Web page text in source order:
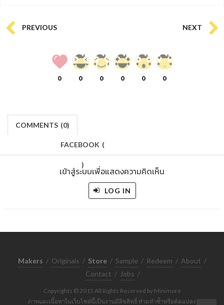
PREVIOUS NEXT
0 0 0 0 0 0
COMMENTS (0)
FACEBOOK (
)
เข้าสู่ระบบเพื่อแสดงความคิดเห็น
LOG IN
Makers / Originals / Store / Sample / Redeem / About /
Contact / Jobs /
Copyrights © 2015 All Rights Reserved by Minimore
ภาพและเนื้อหาในเว็บไซต์นี้เป็นงานมีลิขสิทธิ์ ห้ามทำซ้ำหรือดัดแปลง